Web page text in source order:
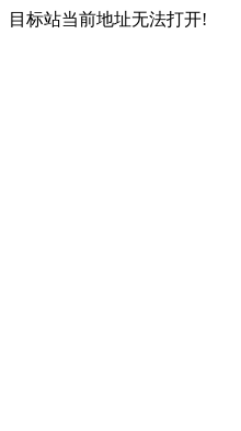
目标站当前地址无法打开!